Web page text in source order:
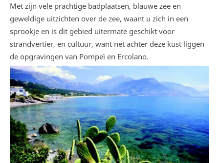
Met zijn vele prachtige badplaatsen, blauwe zee en
geweldige uitzichten over de zee, waant u zich in een
sprookje en is dit gebied uitermate geschikt voor
strandvertier, en cultuur, want net achter deze kust liggen
de opgravingen van Pompeï en Ercolano.